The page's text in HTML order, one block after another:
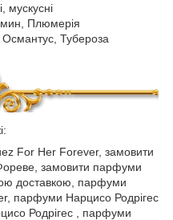
мускусні
Плюмерія
Османтус, Тубероза
For Her Forever, замовити
замовити парфуми
доставкою, парфуми
парфуми Нарцисо Родрігес
Родрігес , парфуми